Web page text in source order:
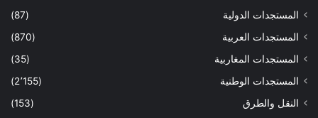
المستجدات الدولية
(87)
المستجدات العربية
(870)
المستجدات المغاربية
(35)
المستجدات الوطنية
(2٬155)
النقل والطرق
(153)